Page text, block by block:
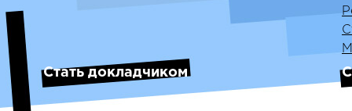
Стать докладчиком